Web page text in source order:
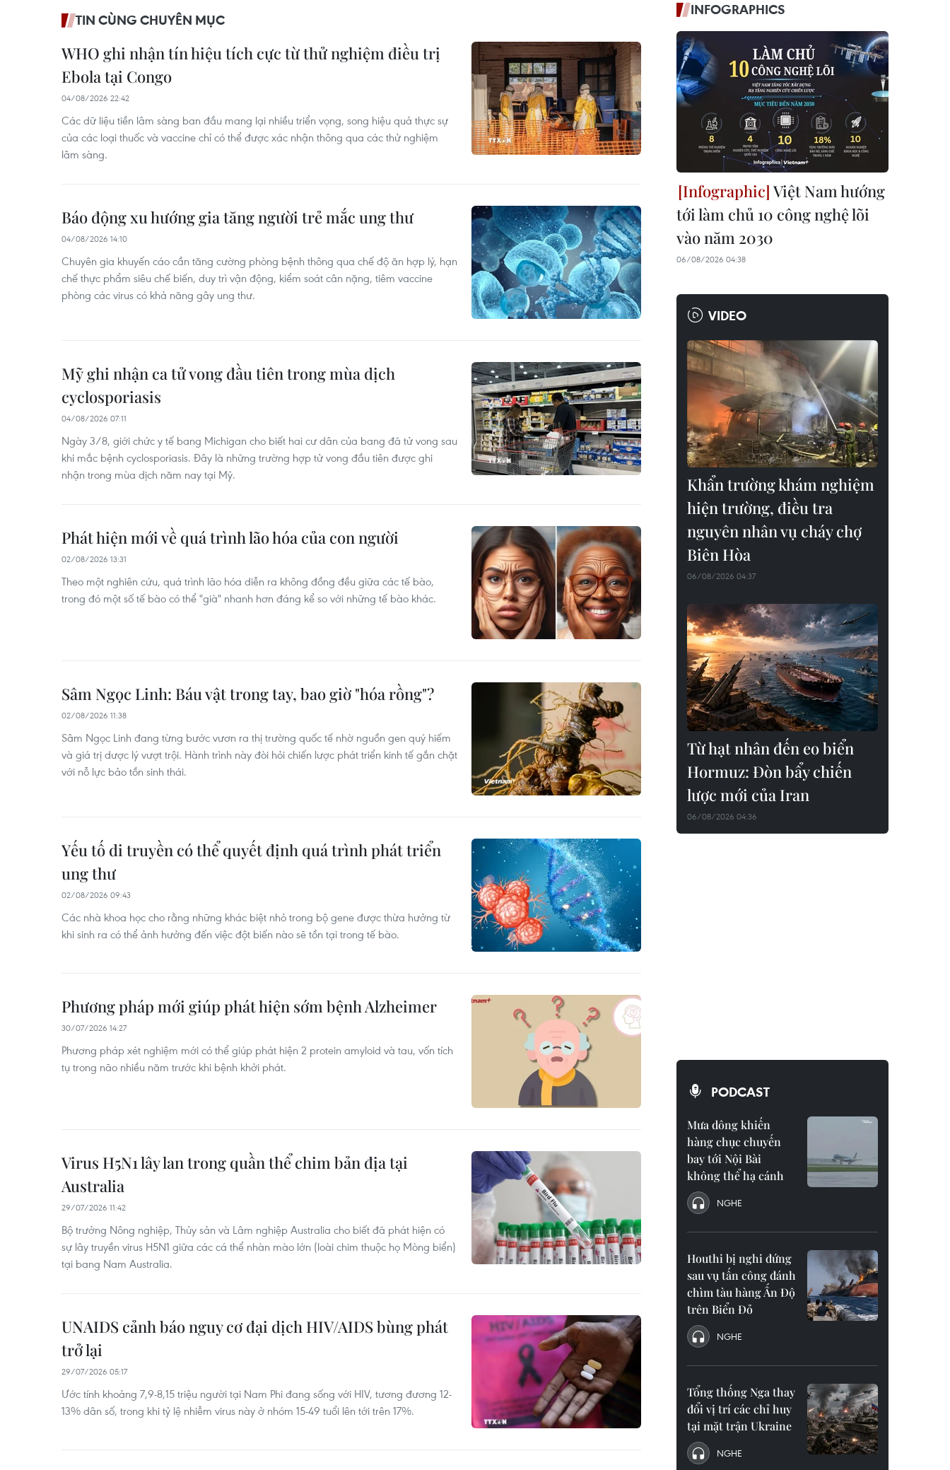
TIN CÙNG CHUYÊN MỤC
WHO ghi nhận tín hiệu tích cực từ thử nghiệm điều trị
Ebola tại Congo
04/08/2026 22:42
Các dữ liệu tiền lâm sàng ban đầu mang lại nhiều triển vọng, song hiệu quả thực sự
của các loại thuốc và vaccine chỉ có thể được xác nhận thông qua các thử nghiệm
lâm sàng.
Báo động xu hướng gia tăng người trẻ mắc ung thư
04/08/2026 14:10
Chuyên gia khuyến cáo cần tăng cường phòng bệnh thông qua chế độ ăn hợp lý, hạn
chế thực phẩm siêu chế biến, duy trì vận động, kiểm soát cân nặng, tiêm vaccine
phòng các virus có khả năng gây ung thư.
Mỹ ghi nhận ca tử vong đầu tiên trong mùa dịch
cyclosporiasis
04/08/2026 07:11
Ngày 3/8, giới chức y tế bang Michigan cho biết hai cư dân của bang đã tử vong sau
khi mắc bệnh cyclosporiasis. Đây là những trường hợp tử vong đầu tiên được ghi
nhận trong mùa dịch năm nay tại Mỹ.
Phát hiện mới về quá trình lão hóa của con người
02/08/2026 13:31
Theo một nghiên cứu, quá trình lão hóa diễn ra không đồng đều giữa các tế bào,
trong đó một số tế bào có thể "già" nhanh hơn đáng kể so với những tế bào khác.
Sâm Ngọc Linh: Báu vật trong tay, bao giờ "hóa rồng"?
02/08/2026 11:38
Sâm Ngọc Linh đang từng bước vươn ra thị trường quốc tế nhờ nguồn gen quý hiếm
và giá trị dược lý vượt trội. Hành trình này đòi hỏi chiến lược phát triển kinh tế gắn chặt
với nỗ lực bảo tồn sinh thái.
Yếu tố di truyền có thể quyết định quá trình phát triển
ung thư
02/08/2026 09:43
Các nhà khoa học cho rằng những khác biệt nhỏ trong bộ gene được thừa hưởng từ
khi sinh ra có thể ảnh hưởng đến việc đột biến nào sẽ tồn tại trong tế bào.
Phương pháp mới giúp phát hiện sớm bệnh Alzheimer
30/07/2026 14:27
Phương pháp xét nghiệm mới có thể giúp phát hiện 2 protein amyloid và tau, vốn tích
tụ trong não nhiều năm trước khi bệnh khởi phát.
Virus H5N1 lây lan trong quần thể chim bản địa tại
Australia
29/07/2026 11:42
Bộ trưởng Nông nghiệp, Thủy sản và Lâm nghiệp Australia cho biết đã phát hiện có
sự lây truyền virus H5N1 giữa các cá thể nhàn mào lớn (loài chim thuộc họ Mòng biển)
tại bang Nam Australia.
UNAIDS cảnh báo nguy cơ đại dịch HIV/AIDS bùng phát
trở lại
29/07/2026 05:17
Ước tính khoảng 7,9-8,15 triệu người tại Nam Phi đang sống với HIV, tương đương 12-
13% dân số, trong khi tỷ lệ nhiễm virus này ở nhóm 15-49 tuổi lên tới trên 17%.
INFOGRAPHICS
Việt Nam hướng
tới làm chủ 10 công nghệ lõi
vào năm 2030
06/08/2026 04:38
VIDEO
Khẩn trường khám nghiệm
hiện trường, điều tra
nguyên nhân vụ cháy chợ
Biên Hòa
06/08/2026 04:37
Từ hạt nhân đến eo biển
Hormuz: Đòn bẩy chiến
lược mới của Iran
06/08/2026 04:36
PODCAST
Mưa dông khiến
hàng chục chuyến
bay tới Nội Bài
không thể hạ cánh
NGHE
Houthi bị nghi đứng
sau vụ tấn công đánh
chìm tàu hàng Ấn Độ
trên Biển Đỏ
NGHE
Tổng thống Nga thay
đổi vị trí các chỉ huy
tại mặt trận Ukraine
NGHE